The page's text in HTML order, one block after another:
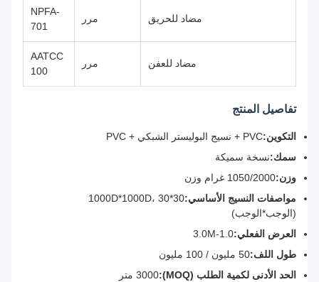
مضاد للحريق مرر
NPFA-
701
مضاد للعفن مرر
AATCC
100
تفاصيل المنتج
التكوين:PVC + نسيج البوليستر الشبكي + PVC
سمك:نسخة سميكة
وزن:1050/2000 غرام وزن
مواصفات النسيج الأساسي:1000D*1000D، 30*30
(الوجب*الوجب)
العرض الفعلي:1.0-3.0M
طول اللف:50 مليون / 100 مليون
الحد الأدنى لكمية الطلب (MOQ):
3000 متر